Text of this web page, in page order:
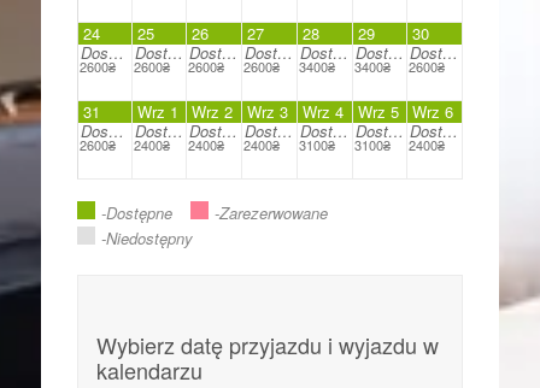
24
Dostępne
2600₴
25
Dostępne
2600₴
26
Dostępne
2600₴
27
Dostępne
2600₴
28
Dostępne
3400₴
29
Dostępne
3400₴
30
Dostępne
2600₴
31
Dostępne
2600₴
Wrz 1
Dostępne
2400₴
Wrz 2
Dostępne
2400₴
Wrz 3
Dostępne
2400₴
Wrz 4
Dostępne
3100₴
Wrz 5
Dostępne
3100₴
Wrz 6
Dostępne
2400₴
-Dostępne
-Zarezerwowane
-Niedostępny
Wybierz datę przyjazdu i wyjazdu w
kalendarzu